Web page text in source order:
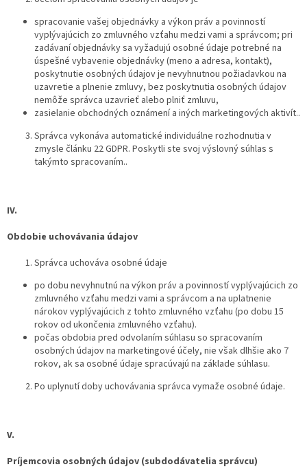
spracovanie vašej objednávky a výkon práv a povinností
vyplývajúcich zo zmluvného vzťahu medzi vami a správcom; pri
zadávaní objednávky sa vyžadujú osobné údaje potrebné na
úspešné vybavenie objednávky (meno a adresa, kontakt),
poskytnutie osobných údajov je nevyhnutnou požiadavkou na
uzavretie a plnenie zmluvy, bez poskytnutia osobných údajov
nemôže správca uzavrieť alebo plniť zmluvu,
zasielanie obchodných oznámení a iných marketingových aktivít..
Správca vykonáva automatické individuálne rozhodnutia v
zmysle článku 22 GDPR. Poskytli ste svoj výslovný súhlas s
takýmto spracovaním..
IV.
Obdobie uchovávania údajov
Správca uchováva osobné údaje
po dobu nevyhnutnú na výkon práv a povinností vyplývajúcich zo
zmluvného vzťahu medzi vami a správcom a na uplatnenie
nárokov vyplývajúcich z tohto zmluvného vzťahu (po dobu 15
rokov od ukončenia zmluvného vzťahu).
počas obdobia pred odvolaním súhlasu so spracovaním
osobných údajov na marketingové účely, nie však dlhšie ako 7
rokov, ak sa osobné údaje spracúvajú na základe súhlasu.
Po uplynutí doby uchovávania správca vymaže osobné údaje.
V.
Príjemcovia osobných údajov (subdodávatelia správcu)